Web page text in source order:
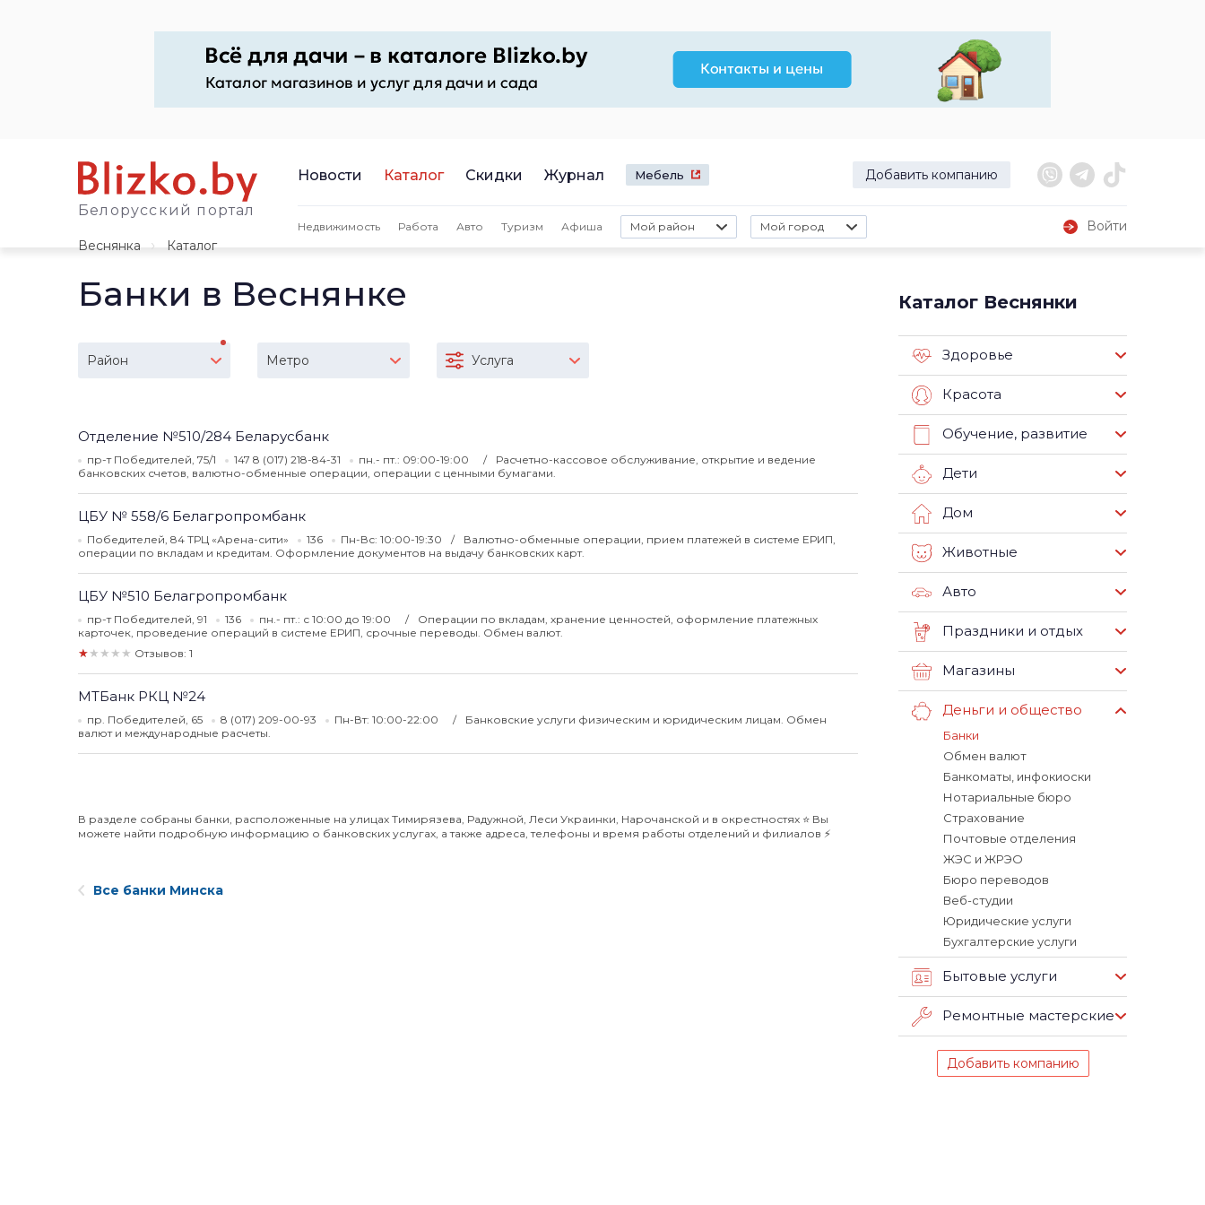
Белорусский портал
Новости Каталог Скидки Журнал Мебель Добавить компанию
Недвижимость Работа Авто Туризм Афиша Мой район Мой город
Войти
Веснянка
Каталог
Банки в Веснянке
Район Метро Услуга
Отделение №510/284 Беларусбанк
пр-т Победителей, 75/1 147 8 (017) 218-84-31 пн.- пт.: 09:00-19:00
Расчетно-кассовое обслуживание, открытие и ведение
банковских счетов, валютно-обменные операции, операции с ценными бумагами.
ЦБУ № 558/6 Белагропромбанк
Победителей, 84 ТРЦ «Арена-сити» 136 Пн-Вс: 10:00-19:30
Валютно-обменные операции, прием платежей в системе ЕРИП,
операции по вкладам и кредитам. Оформление документов на выдачу банковских карт.
ЦБУ №510 Белагропромбанк
пр-т Победителей, 91 136 пн.- пт.: с 10:00 до 19:00
Операции по вкладам, хранение ценностей, оформление платежных
карточек, проведение операций в системе ЕРИП, срочные переводы. Обмен валют.
★★★★★ Отзывов: 1
МТБанк РКЦ №24
пр. Победителей, 65 8 (017) 209-00-93 Пн-Вт: 10:00-22:00
Банковские услуги физическим и юридическим лицам. Обмен
валют и международные расчеты.
В разделе собраны банки, расположенные на улицах Тимирязева, Радужной, Леси Украинки, Нарочанской и в окрестностях ⭐️ Вы
можете найти подробную информацию о банковских услугах, а также адреса, телефоны и время работы отделений и филиалов ⚡️
Все банки Минска
Каталог Веснянки
Здоровье
Красота
Обучение, развитие
Дети
Дом
Животные
Авто
Праздники и отдых
Магазины
Деньги и общество
Банки
Обмен валют
Банкоматы, инфокиоски
Нотариальные бюро
Страхование
Почтовые отделения
ЖЭС и ЖРЭО
Бюро переводов
Веб-студии
Юридические услуги
Бухгалтерские услуги
Бытовые услуги
Ремонтные мастерские
Добавить компанию